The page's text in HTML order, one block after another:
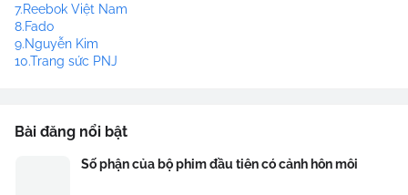
7.Reebok Việt Nam
8.Fado
9.Nguyễn Kim
10.Trang sức PNJ
Bài đăng nổi bật
Số phận của bộ phim đầu tiên có cảnh hôn môi